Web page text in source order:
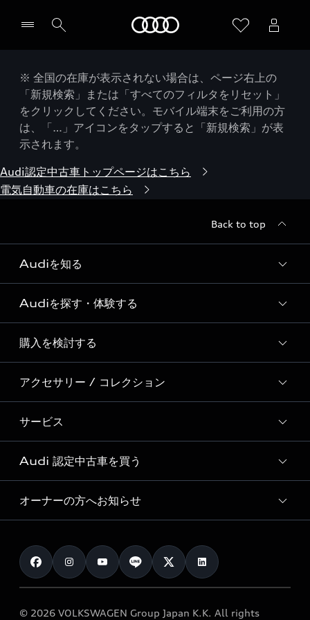
※ 全国の在庫が表示されない場合は、ページ右上の
「新規検索」または「すべてのフィルタをリセット」
をクリックしてください。モバイル端末をご利用の方
は、「…」アイコンをタップすると「新規検索」が表
示されます。
Audi認定中古車トップページはこちら
電気自動車の在庫はこちら
Back to top
Audiを知る
Audi ブランド
Story of Progress
Audi Sport
Formula 1®
デジタルサービス
Audiを探す・体験する
ディーラー検索
新車在庫検索
試乗車・展示車検索
見積り依頼
試乗予約
購入を検討する
モデル一覧
特別仕様モデル / 限定モデル
e-tronラインアップ
価格シミュレーション
車両比較
カタログ一覧
アクセサリー / コレクション
純正アクセサリー
オンラインショップ
Audi collection
アウディナビアプリ
サービス
サービス入庫予約
サービスプログラム
メンテナンス
車検 / 定期点検
e-tronアフターサポート
Audi 認定中古車を買う
Audi認定中古車
クオリティ
保証
メンテナンス
オーナーの方へお知らせ
お知らせ
オーナー様向けキャンペーン
© 2026 VOLKSWAGEN Group Japan K.K. All rights